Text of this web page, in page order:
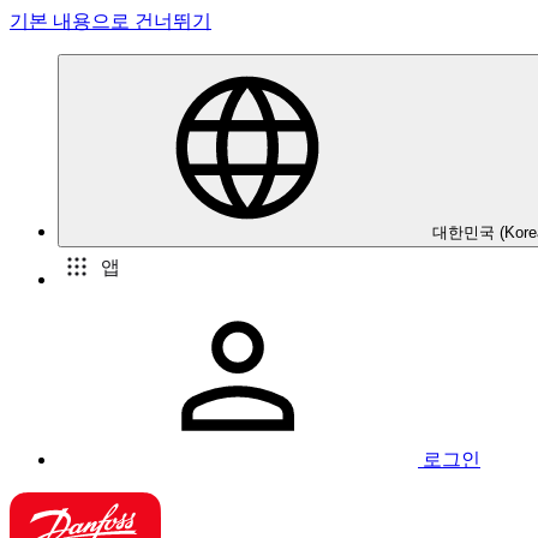
기본 내용으로 건너뛰기
대한민국
앱
로그인